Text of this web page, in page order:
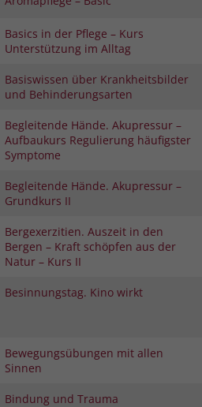
Basics in der Pflege – Kurs
Unterstützung im Alltag
Basiswissen über Krankheitsbilder
und Behinderungsarten
Begleitende Hände. Akupressur –
Aufbaukurs Regulierung häufigster
Symptome
Begleitende Hände. Akupressur –
Grundkurs II
Bergexerzitien. Auszeit in den
Bergen – Kraft schöpfen aus der
Natur – Kurs II
Besinnungstag. Kino wirkt
Bewegungsübungen mit allen
Sinnen
Bindung und Trauma
Zweck
Laufzeit
Zweck